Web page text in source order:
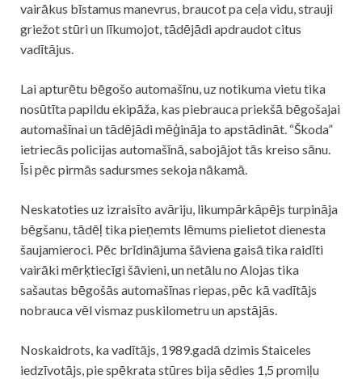
vairākus bīstamus manevrus, braucot pa ceļa vidu, strauji
griežot stūri un līkumojot, tādējādi apdraudot citus
vadītājus.
Lai apturētu bēgošo automašīnu, uz notikuma vietu tika
nosūtīta papildu ekipāža, kas piebrauca priekšā bēgošajai
automašīnai un tādējādi mēģināja to apstādināt. “Škoda”
ietriecās policijas automašīnā, sabojājot tās kreiso sānu.
Īsi pēc pirmās sadursmes sekoja nākamā.
Neskatoties uz izraisīto avāriju, likumpārkāpējs turpināja
bēgšanu, tādēļ tika pieņemts lēmums pielietot dienesta
šaujamieroci. Pēc brīdinājuma šāviena gaisā tika raidīti
vairāki mērķtiecīgi šāvieni, un netālu no Alojas tika
sašautas bēgošās automašīnas riepas, pēc kā vadītājs
nobrauca vēl vismaz puskilometru un apstājās.
Noskaidrots, ka vadītājs, 1989.gadā dzimis Staiceles
iedzīvotājs, pie spēkrata stūres bija sēdies 1,5 promiļu